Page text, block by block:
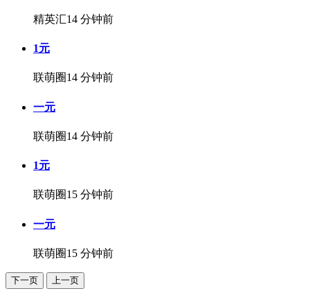
精英汇14 分钟前
1元
联萌圈14 分钟前
一元
联萌圈14 分钟前
1元
联萌圈15 分钟前
一元
联萌圈15 分钟前
下一页 上一页